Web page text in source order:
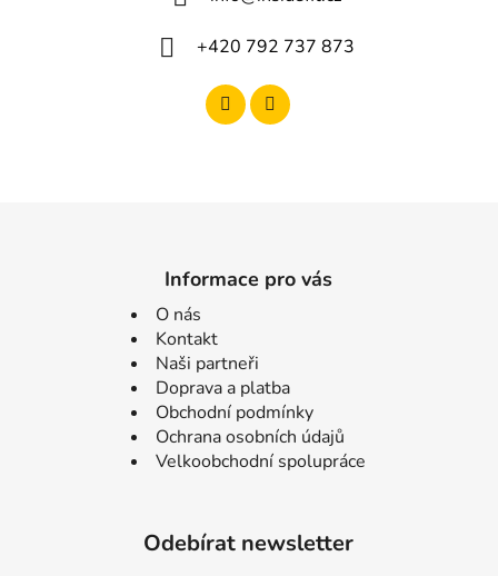
+420 792 737 873
Informace pro vás
O nás
Kontakt
Naši partneři
Doprava a platba
Obchodní podmínky
Ochrana osobních údajů
Velkoobchodní spolupráce
Odebírat newsletter